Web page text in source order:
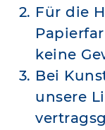
Für die
keine
Bei
unsere